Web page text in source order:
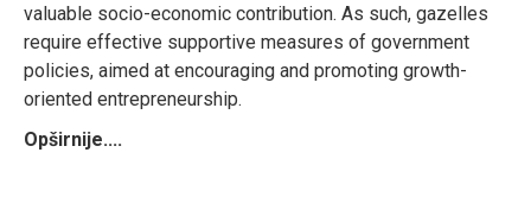
valuable socio-economic contribution. As such, gazelles
require effective supportive measures of government
policies, aimed at encouraging and promoting growth-
oriented entrepreneurship.
Opširnije....